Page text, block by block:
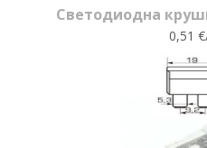
Светодиодна
0,51